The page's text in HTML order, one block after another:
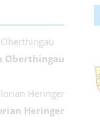
Oberthingau
Heringer